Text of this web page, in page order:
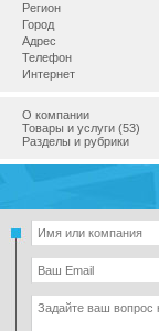
Регион
Город
Адрес
Телефон
Интернет
О компании
Товары и услуги (53)
Разделы и рубрики